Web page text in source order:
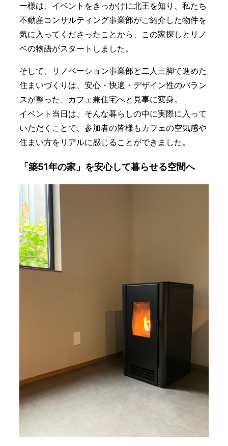
ー様は、イベントをきっかけに北王を知り、私たち
不動産コンサルティング事業部がご紹介した物件を
気に入ってくださったことから、この家探しとリノ
ベの物語がスタートしました。
そして、リノベーション事業部と二人三脚で進めた
住まいづくりは、安心・快適・デザイン性のバラン
スが整った、カフェ兼住宅へと見事に変身。
イベント当日は、そんな暮らしの中に実際に入って
いただくことで、参加者の皆様もカフェの空気感や
住まい方をリアルに感じることができました。
「築51年の家」を安心して暮らせる空間へ